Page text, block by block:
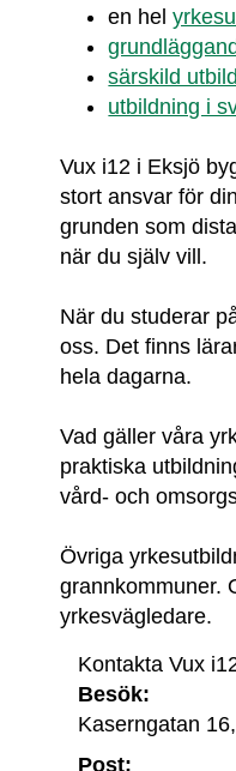
en hel
särskild
utbildning i
Vux i12 i Eksjö
stort ansvar för
grunden som
när du själv vill.
När du studerar
oss. Det finns
hela dagarna.
Vad gäller våra
praktiska
vård- och
Övriga
grannkommuner.
yrkesvägledare.
Kontakta Vux
Besök:
Kaserngatan
Post: